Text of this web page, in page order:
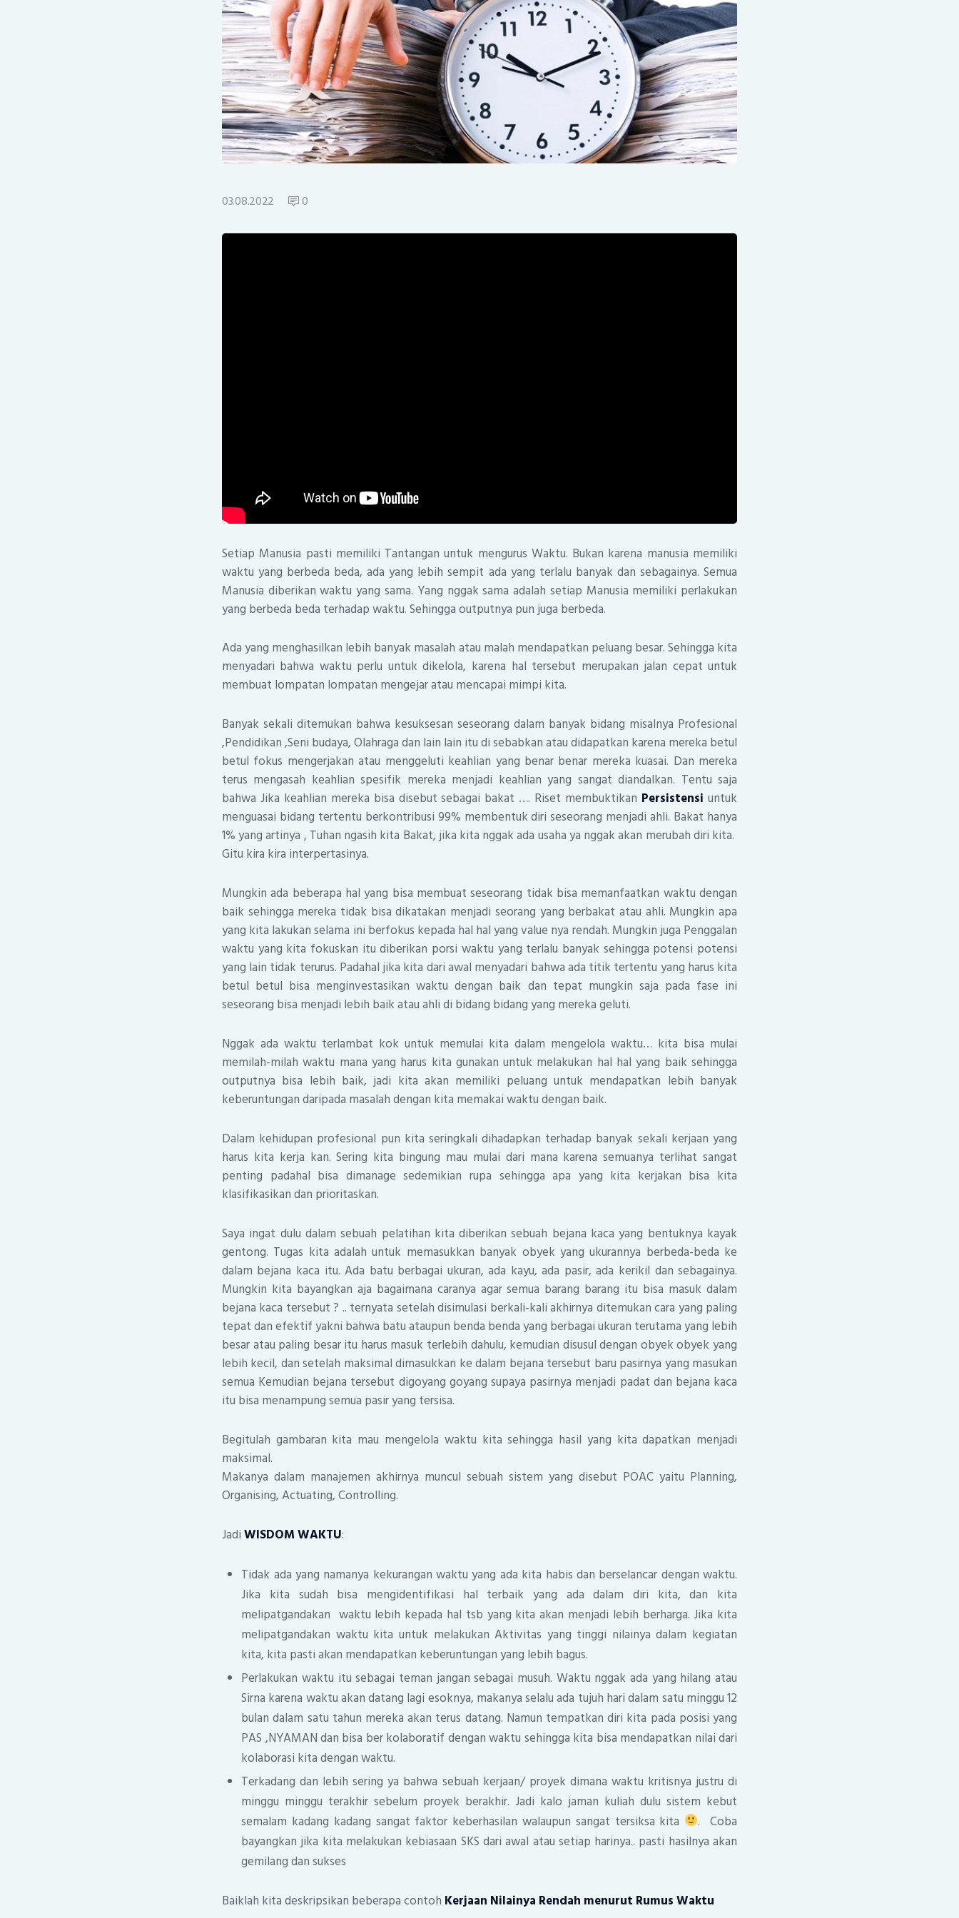
03.08.2022 0
Setiap Manusia pasti memiliki Tantangan untuk mengurus Waktu. Bukan karena manusia memiliki
waktu yang berbeda beda, ada yang lebih sempit ada yang terlalu banyak dan sebagainya. Semua
Manusia diberikan waktu yang sama. Yang nggak sama adalah setiap Manusia memiliki perlakukan
yang berbeda beda terhadap waktu. Sehingga outputnya pun juga berbeda.
Ada yang menghasilkan lebih banyak masalah atau malah mendapatkan peluang besar. Sehingga kita
menyadari bahwa waktu perlu untuk dikelola, karena hal tersebut merupakan jalan cepat untuk
membuat lompatan lompatan mengejar atau mencapai mimpi kita.
Banyak sekali ditemukan bahwa kesuksesan seseorang dalam banyak bidang misalnya Profesional
,Pendidikan ,Seni budaya, Olahraga dan lain lain itu di sebabkan atau didapatkan karena mereka betul
betul fokus mengerjakan atau menggeluti keahlian yang benar benar mereka kuasai. Dan mereka
terus mengasah keahlian spesifik mereka menjadi keahlian yang sangat diandalkan. Tentu saja
bahwa Jika keahlian mereka bisa disebut sebagai bakat …. Riset membuktikan Persistensi untuk
menguasai bidang tertentu berkontribusi 99% membentuk diri seseorang menjadi ahli. Bakat hanya
1% yang artinya , Tuhan ngasih kita Bakat, jika kita nggak ada usaha ya nggak akan merubah diri kita.
Gitu kira kira interpertasinya.
Mungkin ada beberapa hal yang bisa membuat seseorang tidak bisa memanfaatkan waktu dengan
baik sehingga mereka tidak bisa dikatakan menjadi seorang yang berbakat atau ahli. Mungkin apa
yang kita lakukan selama ini berfokus kepada hal hal yang value nya rendah. Mungkin juga Penggalan
waktu yang kita fokuskan itu diberikan porsi waktu yang terlalu banyak sehingga potensi potensi
yang lain tidak terurus. Padahal jika kita dari awal menyadari bahwa ada titik tertentu yang harus kita
betul betul bisa menginvestasikan waktu dengan baik dan tepat mungkin saja pada fase ini
seseorang bisa menjadi lebih baik atau ahli di bidang bidang yang mereka geluti.
Nggak ada waktu terlambat kok untuk memulai kita dalam mengelola waktu… kita bisa mulai
memilah-milah waktu mana yang harus kita gunakan untuk melakukan hal hal yang baik sehingga
outputnya bisa lebih baik, jadi kita akan memiliki peluang untuk mendapatkan lebih banyak
keberuntungan daripada masalah dengan kita memakai waktu dengan baik.
Dalam kehidupan profesional pun kita seringkali dihadapkan terhadap banyak sekali kerjaan yang
harus kita kerja kan. Sering kita bingung mau mulai dari mana karena semuanya terlihat sangat
penting padahal bisa dimanage sedemikian rupa sehingga apa yang kita kerjakan bisa kita
klasifikasikan dan prioritaskan.
Saya ingat dulu dalam sebuah pelatihan kita diberikan sebuah bejana kaca yang bentuknya kayak
gentong. Tugas kita adalah untuk memasukkan banyak obyek yang ukurannya berbeda-beda ke
dalam bejana kaca itu. Ada batu berbagai ukuran, ada kayu, ada pasir, ada kerikil dan sebagainya.
Mungkin kita bayangkan aja bagaimana caranya agar semua barang barang itu bisa masuk dalam
bejana kaca tersebut ? .. ternyata setelah disimulasi berkali-kali akhirnya ditemukan cara yang paling
tepat dan efektif yakni bahwa batu ataupun benda benda yang berbagai ukuran terutama yang lebih
besar atau paling besar itu harus masuk terlebih dahulu, kemudian disusul dengan obyek obyek yang
lebih kecil, dan setelah maksimal dimasukkan ke dalam bejana tersebut baru pasirnya yang masukan
semua Kemudian bejana tersebut digoyang goyang supaya pasirnya menjadi padat dan bejana kaca
itu bisa menampung semua pasir yang tersisa.
Begitulah gambaran kita mau mengelola waktu kita sehingga hasil yang kita dapatkan menjadi
maksimal.
Makanya dalam manajemen akhirnya muncul sebuah sistem yang disebut POAC yaitu Planning,
Organising, Actuating, Controlling.
JadiWISDOM WAKTU:
Tidak ada yang namanya kekurangan waktu yang ada kita habis dan berselancar dengan waktu.
Jika kita sudah bisa mengidentifikasi hal terbaik yang ada dalam diri kita, dan kita
melipatgandakan waktu lebih kepada hal tsb yang kita akan menjadi lebih berharga. Jika kita
melipatgandakan waktu kita untuk melakukan Aktivitas yang tinggi nilainya dalam kegiatan
kita, kita pasti akan mendapatkan keberuntungan yang lebih bagus.
Perlakukan waktu itu sebagai teman jangan sebagai musuh. Waktu nggak ada yang hilang atau
Sirna karena waktu akan datang lagi esoknya, makanya selalu ada tujuh hari dalam satu minggu 12
bulan dalam satu tahun mereka akan terus datang. Namun tempatkan diri kita pada posisi yang
PAS ,NYAMAN dan bisa ber kolaboratif dengan waktu sehingga kita bisa mendapatkan nilai dari
kolaborasi kita dengan waktu.
Terkadang dan lebih sering ya bahwa sebuah kerjaan/ proyek dimana waktu kritisnya justru di
minggu minggu terakhir sebelum proyek berakhir. Jadi kalo jaman kuliah dulu sistem kebut
semalam kadang kadang sangat faktor keberhasilan walaupun sangat tersiksa kita
. Coba
bayangkan jika kita melakukan kebiasaan SKS dari awal atau setiap harinya.. pasti hasilnya akan
gemilang dan sukses
Baiklah kita deskripsikan beberapa contoh Kerjaan Nilainya Rendah menurut Rumus Waktu